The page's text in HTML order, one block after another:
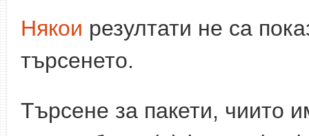
Някои резултати не са
търсенето.
Търсене за пакети, чиито